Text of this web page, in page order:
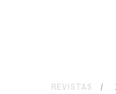
REVISTAS